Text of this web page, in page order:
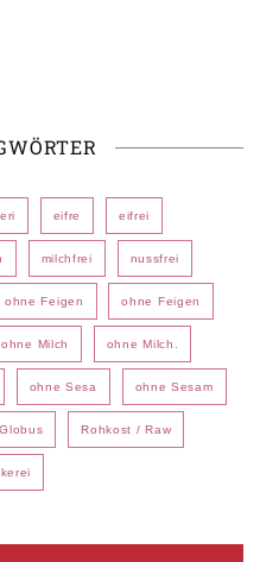
eifre eifrei
milchfrei nussfrei
Feigen ohne Feigen
ohne Milch ohne Milch.
ohne Sesa ohne Sesam
Rohkost / Raw